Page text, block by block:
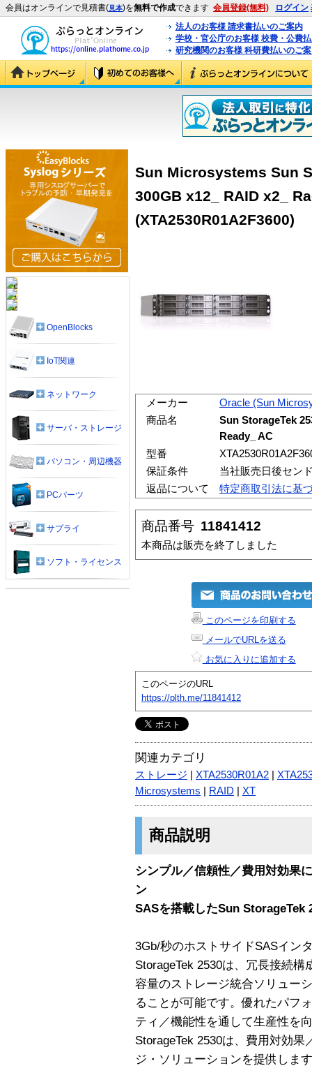
会員はオンラインで見積書(見本)を無料で作成できます 会員登録(無料) ログイン
法人のお客様 請求書払いのご案内
学校・官公庁のお客様 校費・公費
研究機関のお客様 科研費払いのご
Sun Microsystems Sun
300GB x12_ RAID x2_
(XTA2530R01A2F3600)
メーカー
Oracle (Sun
商品名
Sun StorageTek
Ready_ AC
型番
保証条件
当社販売日後セン
返品について
特定商取引法に基
商品番号 11841412
本商品は販売を終了しました
このページを印刷する
メールでURLを送る
お気に入りに追加する
このページのURL
https://plth.me/11841412
関連カテゴリ
ストレージ XTA2530R01A2
Microsystems
RAID XT
商品説明
シンプル／信頼性／費用対効果
ン
SASを搭載したSun StorageTek
3Gb/秒のホストサイドSASイン
StorageTek 2530は、冗長接続
容量のストレージ統合ソリュー
ることが可能です。優れたパフ
ティ／機能性を通して生産性を
StorageTek 2530は、費用対効
ジ・ソリューションを提供しま
OpenBlocks
IoT関連
ネットワーク
サーバ・ストレージ
パソコン・周辺機器
PCパーツ
サプライ
ソフト・ライセンス